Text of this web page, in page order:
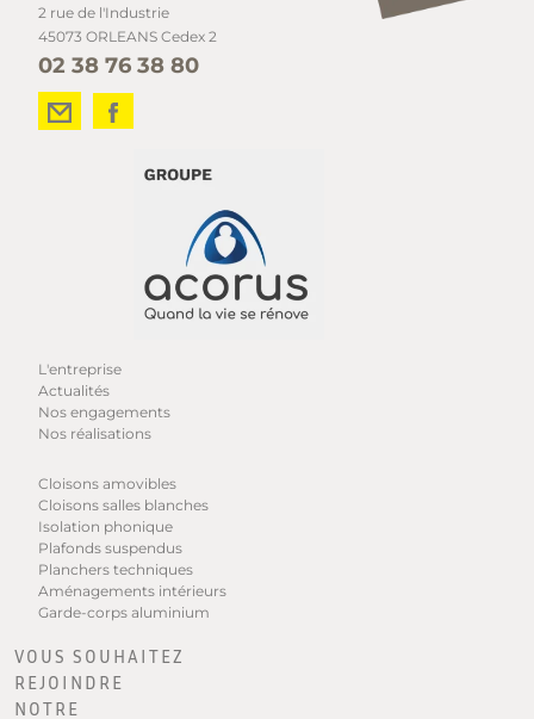
2 rue de l'Industrie
45073 ORLEANS Cedex 2
02 38 76 38 80
L'entreprise
Actualités
Nos engagements
Nos réalisations
Cloisons amovibles
Cloisons salles blanches
Isolation phonique
Plafonds suspendus
Planchers techniques
Aménagements intérieurs
Garde-corps aluminium
VOUS SOUHAITEZ
REJOINDRE
NOTRE